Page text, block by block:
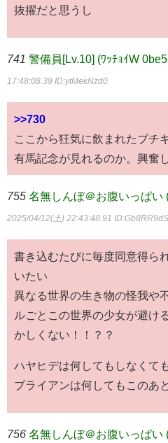
抜擢だと思うし
741 警備員[Lv.10] (ﾜｯﾁｮｲW
17:48:08.39 ID:ytMekNzd0
>>730
ここから狂気に飲まれたブチ
有馬記念が見れるのか。興奮
755 名無しんぼ＠お腹いっぱい
2025/04/12(土) 22:43:48.91
書き込むたびに毎度同意得ら
いたい
異なる世界の生き物の怪我や
ルごとこの世界の少女が避け
かしくない！！？？
ハヤヒデは何してもしなくて
ブライアンは何してもこのあ
756 名無しんぼ＠お腹いっぱい